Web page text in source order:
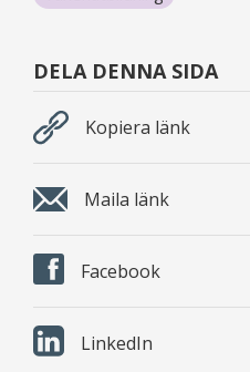
DELA DENNA SIDA
Kopiera länk
Maila länk
Facebook
LinkedIn